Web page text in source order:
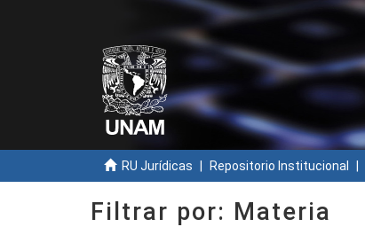
RU Jurídicas Repositorio Institucional
Filtrar por: Materia